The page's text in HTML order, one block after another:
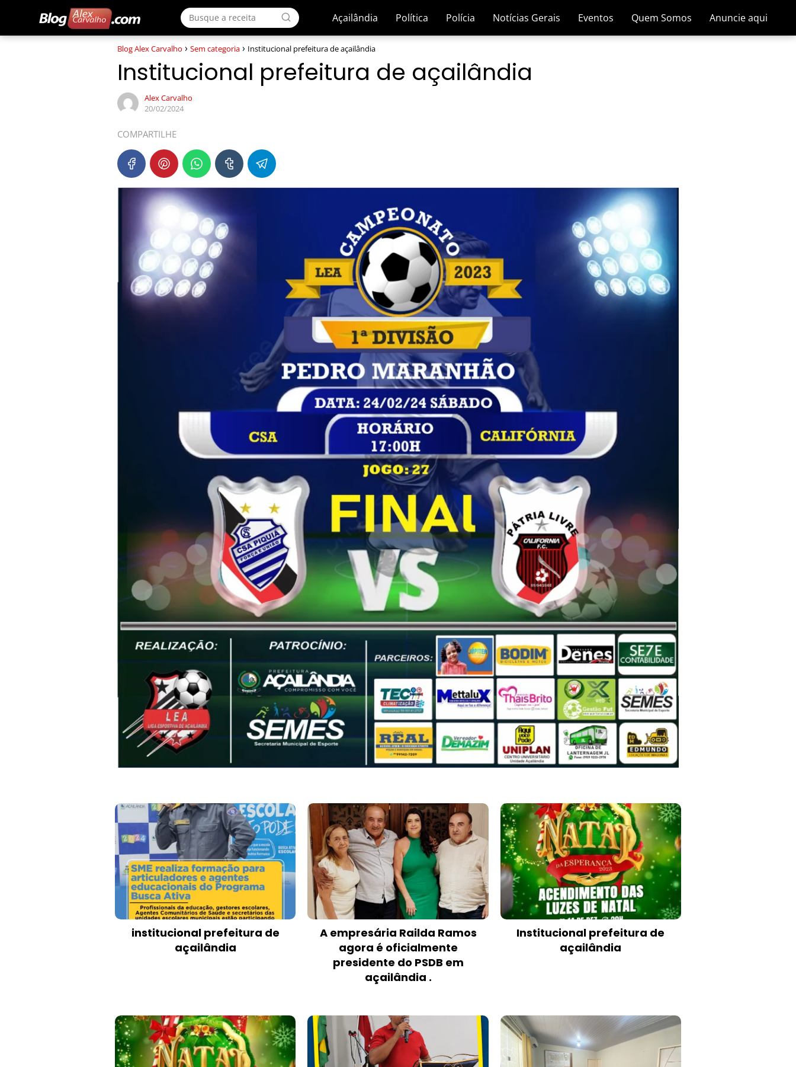
Açailândia Política Polícia Notícias Gerais Eventos Quem Somos Anuncie aqui
Blog Alex Carvalho Sem categoria Institucional prefeitura de açailândia
Institucional prefeitura de açailândia
Alex Carvalho
20/02/2024
COMPARTILHE
institucional prefeitura de
açailândia
A empresária Railda Ramos
agora é oficialmente
presidente do PSDB em
açailândia .
Institucional prefeitura de
açailândia